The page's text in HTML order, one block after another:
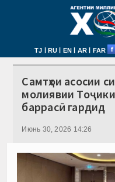
TJ | RU | EN | AR | FAR
Самтҳои асосии
молиявии
баррасӣ гардид
Июнь 30, 2026 14:26